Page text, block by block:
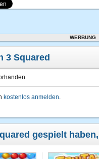
WERBUNG
3 Squared
kostenlos anmelden.
gespielt